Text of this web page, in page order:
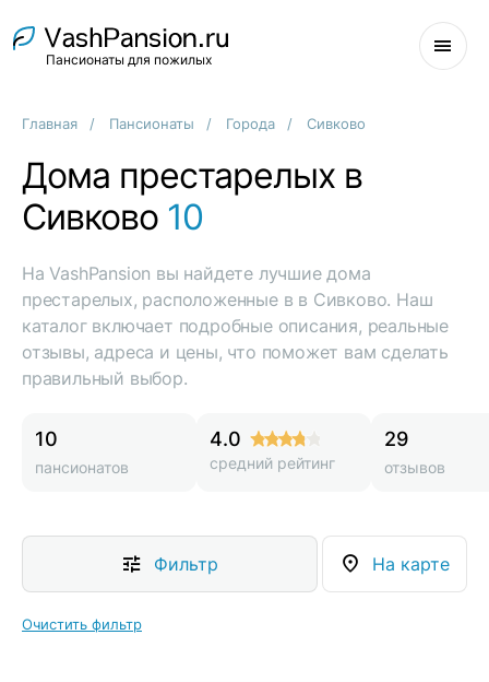
Пансионаты для пожилых
Главная Пансионаты Города Сивково
Дома престарелых в
Сивково 10
На VashPansion вы найдете лучшие дома
престарелых, расположенные в в Сивково. Наш
каталог включает подробные описания, реальные
отзывы, адреса и цены, что поможет вам сделать
правильный выбор.
10
пансионатов
4.0
средний рейтинг
29
отзывов
Фильтр На карте
Очистить фильтр